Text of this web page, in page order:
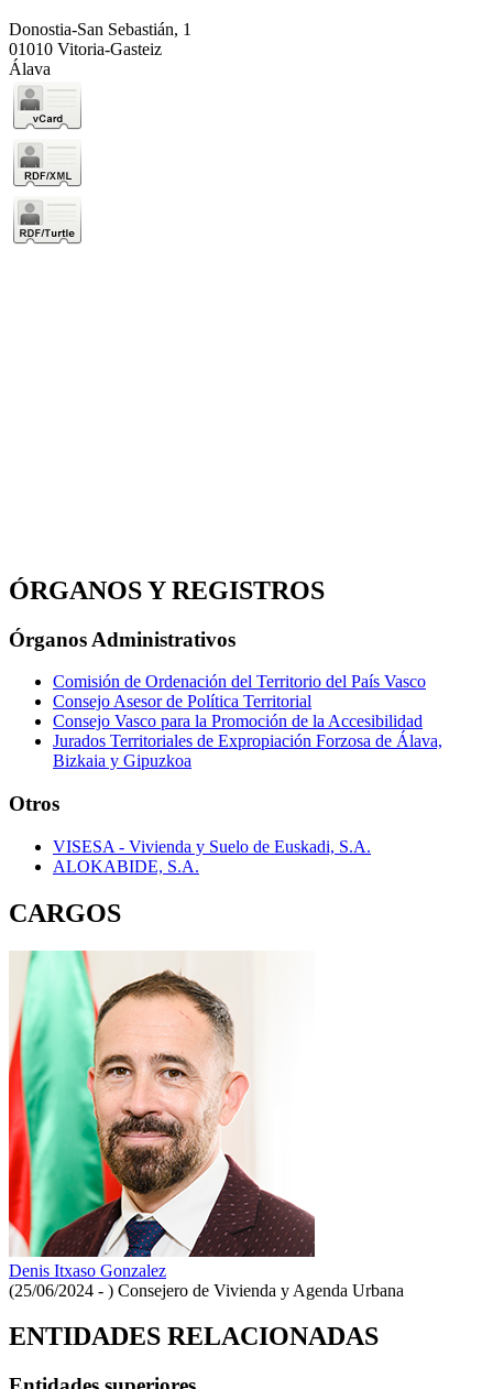
Donostia-San Sebastián, 1
01010 Vitoria-Gasteiz
Álava
ÓRGANOS Y REGISTROS
Órganos Administrativos
Comisión de Ordenación del Territorio del País Vasco
Consejo Asesor de Política Territorial
Consejo Vasco para la Promoción de la Accesibilidad
Jurados Territoriales de Expropiación Forzosa de Álava,
Bizkaia y Gipuzkoa
Otros
VISESA - Vivienda y Suelo de Euskadi, S.A.
ALOKABIDE, S.A.
CARGOS
Denis Itxaso Gonzalez
(25/06/2024 - ) Consejero de Vivienda y Agenda Urbana
ENTIDADES RELACIONADAS